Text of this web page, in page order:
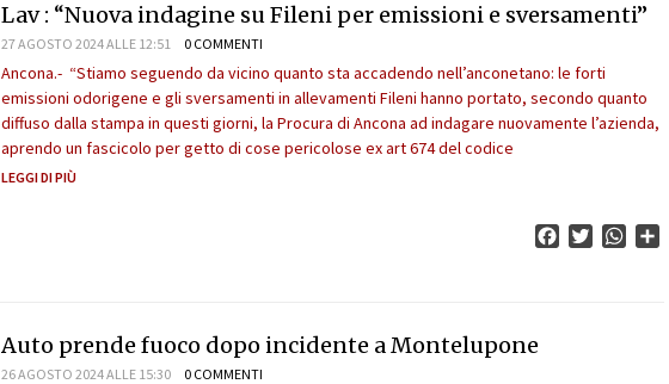
Lav : “Nuova indagine su Fileni per emissioni e sversamenti”
27 AGOSTO 2024 ALLE 12:51 0 COMMENTI
Ancona.- “Stiamo seguendo da vicino quanto sta accadendo nell’anconetano: le forti
emissioni odorigene e gli sversamenti in allevamenti Fileni hanno portato, secondo quanto
diffuso dalla stampa in questi giorni, la Procura di Ancona ad indagare nuovamente l’azienda,
aprendo un fascicolo per getto di cose pericolose ex art 674 del codice
LEGGI DI PIÙ
FacebookTwitter
Auto prende fuoco dopo incidente a Montelupone
26 AGOSTO 2024 ALLE 15:30 0 COMMENTI